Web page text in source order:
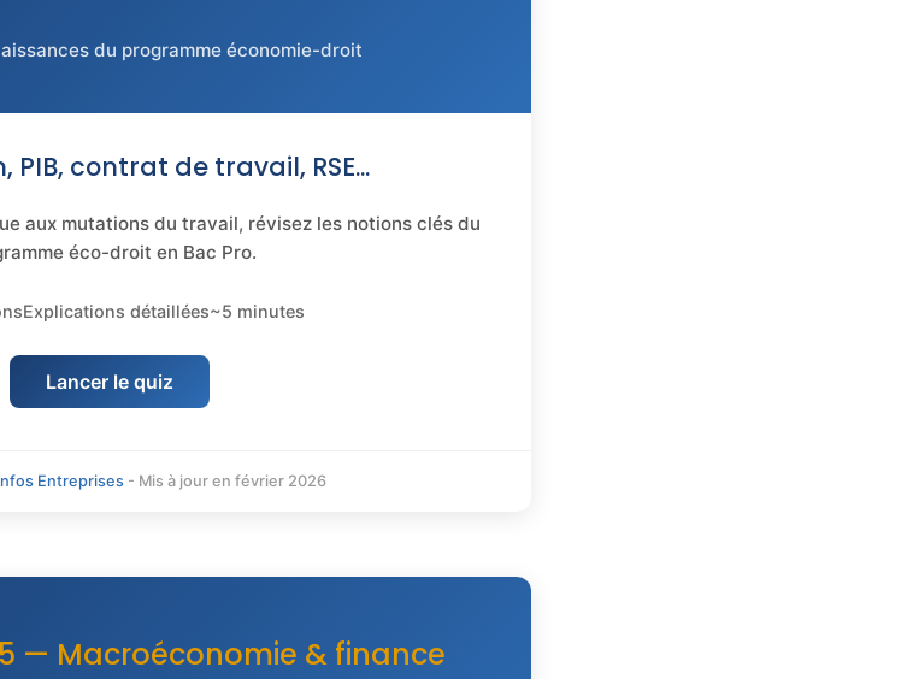
du programme économie-droit
PIB, contrat de travail, RSE...
aux mutations du travail, révisez les notions clés du
éco-droit en Bac Pro.
Explications détaillées~5 minutes
Lancer le quiz
Entreprises- Mis à jour en février 2026
— Macroéconomie & finance